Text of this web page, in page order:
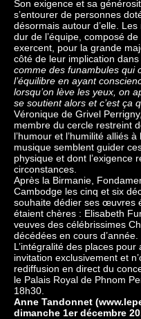
Son exigence et sa
s’entourer de personnes
désormais autour d’elle.
dur de l’équipe, composé
exercent, pour la grande
côté de leur implication dans
comme des funambules qui
l’équilibre en ayant
lorsqu’on lève les yeux, on
se soutient alors et c’est ça
Véronique de Grivel
membre du cercle restreint
l’humour et l’humilité alliés
musique semblent guider
physique et dont l’exigence
circonstances.
Après la Birmanie,
Cambodge les cinq et six
souhaite dédier ses œuvres
étaient chères : Elisabeth
veuves des célébrissimes
décédées en cours d’année.
L’intégralité des places
invitation exclusivement et
rediffusion en direct du
le Palais Royal de Phnom
18h30.
Anne Tandonnet
dimanche 1er décembre